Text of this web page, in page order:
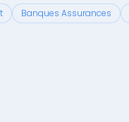
Banques Assurances